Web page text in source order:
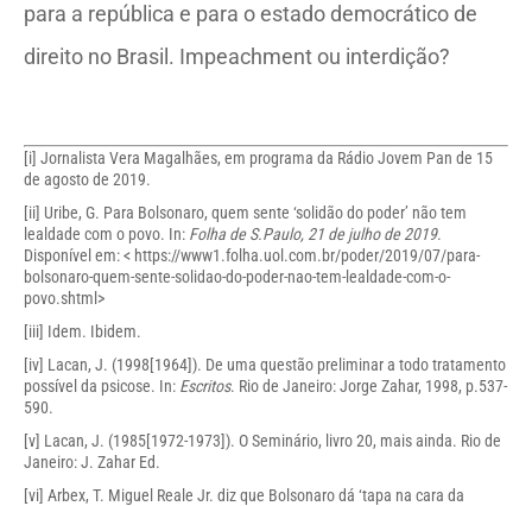
para a república e para o estado democrático de
direito no Brasil. Impeachment ou interdição?
[i] Jornalista Vera Magalhães, em programa da Rádio Jovem Pan de 15
de agosto de 2019.
[ii] Uribe, G. Para Bolsonaro, quem sente ‘solidão do poder’ não tem
lealdade com o povo. In: Folha de S.Paulo, 21 de julho de 2019.
Disponível em: < https://www1.folha.uol.com.br/poder/2019/07/para-
bolsonaro-quem-sente-solidao-do-poder-nao-tem-lealdade-com-o-
povo.shtml >
[iii] Idem. Ibidem.
[iv] Lacan, J. (1998[1964]). De uma questão preliminar a todo tratamento
possível da psicose. In: Escritos. Rio de Janeiro: Jorge Zahar, 1998, p.537-
590.
[v] Lacan, J. (1985[1972-1973]). O Seminário, livro 20, mais ainda. Rio de
Janeiro: J. Zahar Ed.
[vi] Arbex, T. Miguel Reale Jr. diz que Bolsonaro dá ‘tapa na cara da